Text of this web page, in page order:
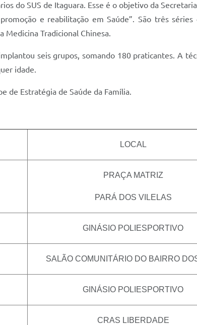
do SUS de Itaguara. Esse é o objetivo da
e reabilitação em Saúde”. São três
Medicina Tradicional Chinesa.
seis grupos, somando 180 praticantes. A
idade.
de Estratégia de Saúde da Família.
LOCAL
PRAÇA MATRIZ
PARÁ DOS VILELAS
GINÁSIO POLIESPORTIVO
SALÃO COMUNITÁRIO DO BAIRRO
GINÁSIO POLIESPORTIVO
CRAS LIBERDADE